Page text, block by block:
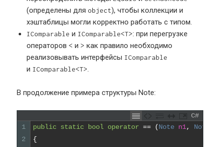
(определены дляobject), чтобы коллекции и
хэштаблицы могли корректно работать с типом.
IComparable и IComparable<T>: при перегрузке
операторов< и> как правило необходимо
реализовывать интерфейсы IComparable
и IComparable<T>.
В продолжение примера структуры Note:
C#
1
2
public static bool operator == (Note n1, Note
{